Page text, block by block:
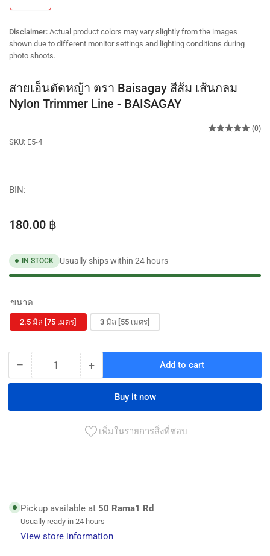
Disclaimer: Actual product colors may vary slightly from the images
shown due to different monitor settings and lighting conditions during
photo shoots.
สายเอ็นตัดหญ้า ตรา Baisagay สีส้ม เส้นกลม
Nylon Trimmer Line - BAISAGAY
SKU: E5-4
(0)
BIN:
Regular
180.00 ฿
IN STOCK Usually ships within 24 hours
ขนาด
2.5 มิล [75 เมตร] 3 มิล [55 เมตร]
− Decrease
quantity
สาย
ตรา
สี
ส้ม
Quantity +Increase
quantity
สาย
เอ็น
ตรา
สี
ส้ม
Add to cart
Buy it now
เพิ่มในรายการสิ่งที่ชอบ
Pickup available at 50 Rama1 Rd
Usually ready in 24 hours
View store information